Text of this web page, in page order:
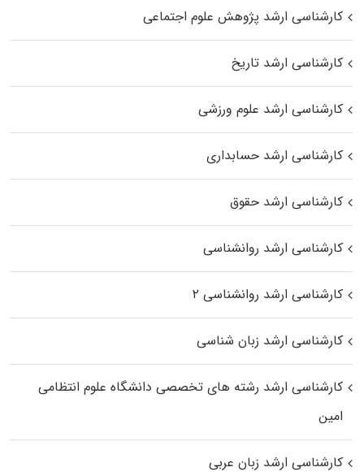
کارشناسی ارشد پژوهش علوم اجتماعی
کارشناسی ارشد تاریخ
کارشناسی ارشد علوم ورزشی
کارشناسی ارشد حسابداری
کارشناسی ارشد حقوق
کارشناسی ارشد روانشناسی
کارشناسی ارشد روانشناسی ۲
کارشناسی ارشد زبان شناسی
کارشناسی ارشد رﺷﺘﻪ ﻫﺎی تخصصی داﻧﺸﮕﺎه ﻋﻠﻮم انتظامی
اﻣﻴﻦ
کارشناسی ارشد زبان عربی